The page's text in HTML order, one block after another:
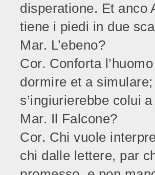
disperatione. Et anco
tiene i piedi in due
Mar. L’ebeno?
Cor. Conforta
dormire et a
s’ingiurierebbe colui
Mar. Il Falcone?
Cor. Chi vuole
chi dalle lettere, par